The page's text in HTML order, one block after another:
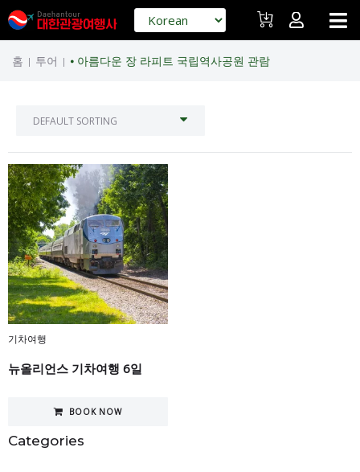
홈 | 투어 | ⦁ 아름다운 장 라피트 국립역사공원 관람
Categories
기차여행
뉴올리언스 기차여행 6일
BOOK NOW